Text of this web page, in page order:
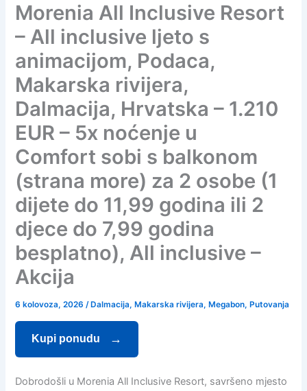
Morenia All Inclusive Resort
– All inclusive ljeto s
animacijom, Podaca,
Makarska rivijera,
Dalmacija, Hrvatska – 1.210
EUR – 5x noćenje u
Comfort sobi s balkonom
(strana more) za 2 osobe (1
dijete do 11,99 godina ili 2
djece do 7,99 godina
besplatno), All inclusive –
Akcija
6 kolovoza, 2026/ Dalmacija, Makarska rivijera, Megabon, Putovanja
Kupi ponudu
Dobrodošli u Morenia All Inclusive Resort, savršeno mjesto